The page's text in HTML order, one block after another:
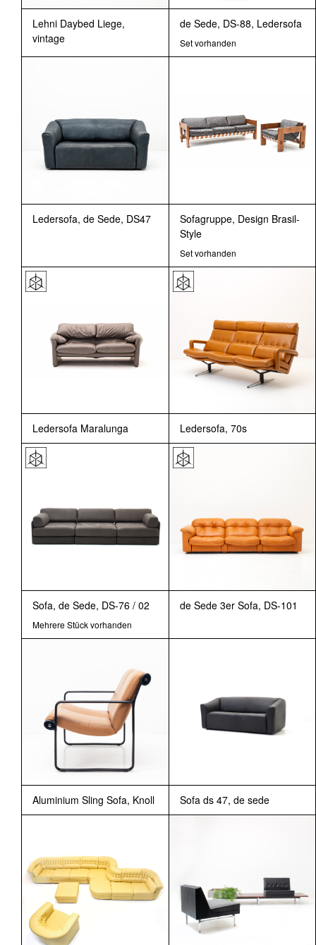
Lehni Daybed Liege,
vintage
de Sede, DS-88, Ledersofa
Set vorhanden
Ledersofa, de Sede, DS47
Sofagruppe, Design Brasil-
Style
Set vorhanden
Ledersofa Maralunga Ledersofa, 70s
Sofa, de Sede, DS-76 / 02
Mehrere Stück vorhanden
de Sede 3er Sofa, DS-101
Aluminium Sling Sofa, Knoll Sofa ds 47, de sede